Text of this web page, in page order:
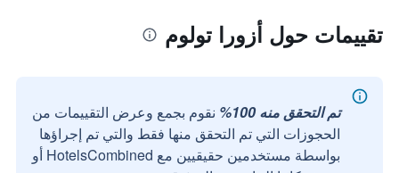
تقييمات حول أزورا تولوم
تم التحقق منه 100%
نقوم بجمع وعرض التقييمات من
الحجوزات التي تم التحقق منها فقط والتي تم إجراؤها
بواسطة مستخدمين حقيقيين مع HotelsCombined أو